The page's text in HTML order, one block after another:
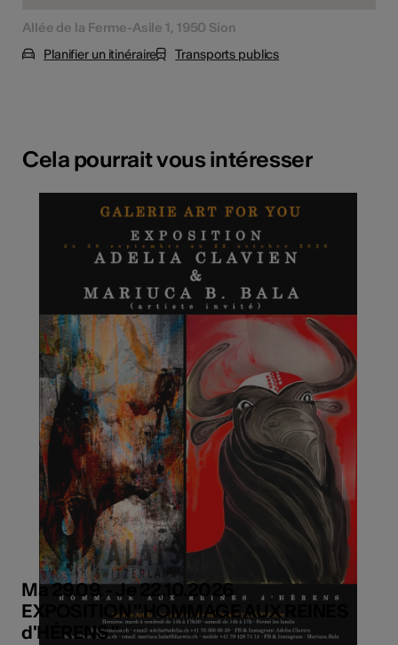
Allée de la Ferme-Asile 1, 1950 Sion
Planifier un itinéraire
Transports publics
Cela pourrait vous intéresser
Ma 29.09. - Je 22.10.2026
EXPOSITION " HOMMAGE AUX REINES
d'HÉRENS "